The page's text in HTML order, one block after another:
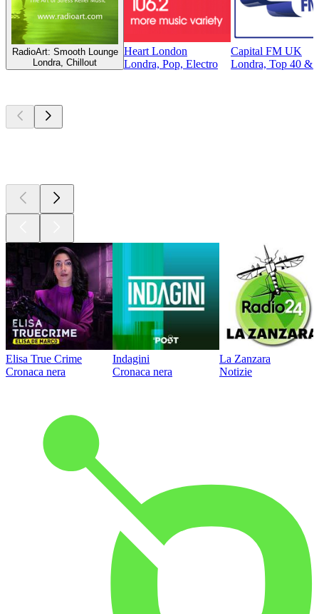
RadioArt: Smooth Lounge
Londra, Chillout
Heart London
Londra, Pop, Electro
Capital FM UK
Londra, Top 40 &
Elisa True Crime
Cronaca nera
Indagini
Cronaca nera
La Zanzara
Notizie